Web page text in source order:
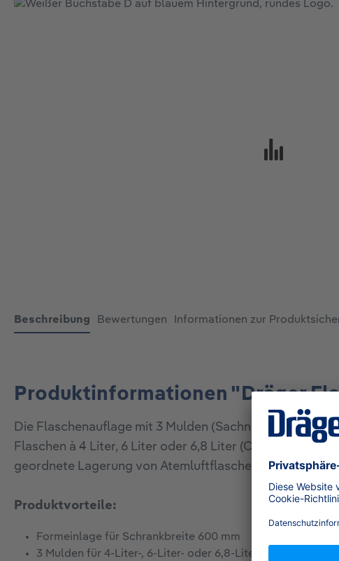
Bildergalerie überspringen
Beschreibung Bewertungen Informationen zur
Produktinformationen "Dräger
Die Flaschenauflage mit 3 Mulden (Sachnummer
Flaschen à 4 Liter, 6 Liter oder 6,8 Liter (CFK-
geordnete Lagerung von Atemluftflaschen in kleineren
Produktvorteile:
Formeinlage für Schrankbreite 600 mm
3 Mulden für 4-Liter-, 6-Liter- oder 6,8-Liter-CFK-Flaschen